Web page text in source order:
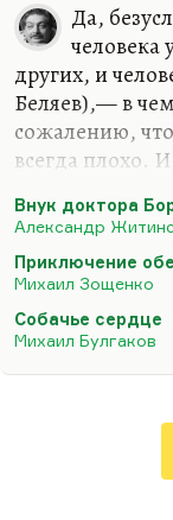
Да,
других, и
Беляев),— в
сожалению,
всегда плохо.
так
людей.
«Приключение
Понимаете,
рассказ,
на его голову
людей,
что практики
Внук доктора
Александр
Приключение
Михаил Зощенко
Собачье сердце
Михаил Булгаков